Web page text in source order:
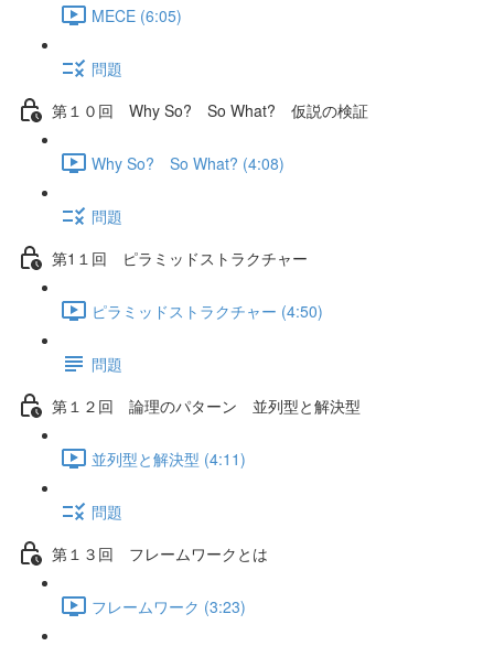
MECE (6:05)
問題
第１０回 Why So? So What? 仮説の検証
Why So? So What? (4:08)
問題
第1１回 ピラミッドストラクチャー
ピラミッドストラクチャー (4:50)
問題
第１２回 論理のパターン 並列型と解決型
並列型と解決型 (4:11)
問題
第１３回 フレームワークとは
フレームワーク (3:23)